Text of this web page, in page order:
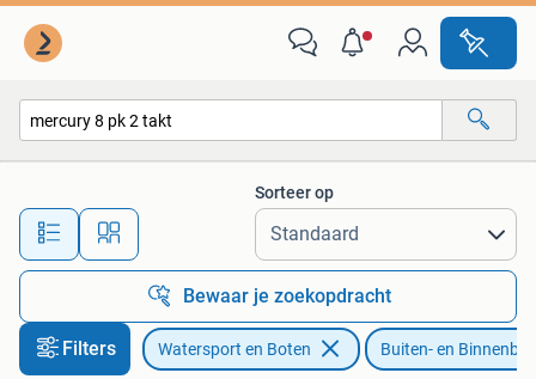
Alle afstanden…
Sorteer op
Bewaar je zoekopdracht
Filters Watersport en Boten Buiten- en